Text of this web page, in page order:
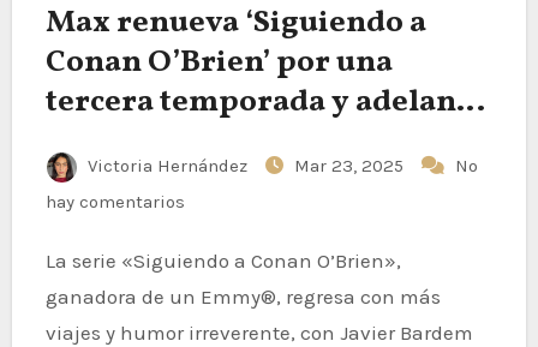
Max renueva ‘Siguiendo a
Conan O’Brien’ por una
tercera temporada y adelanta
imágenes de la segunda
Victoria Hernández Mar 23, 2025
No
hay comentarios
La serie «Siguiendo a Conan O’Brien»,
ganadora de un Emmy®, regresa con más
viajes y humor irreverente, con Javier Bardem